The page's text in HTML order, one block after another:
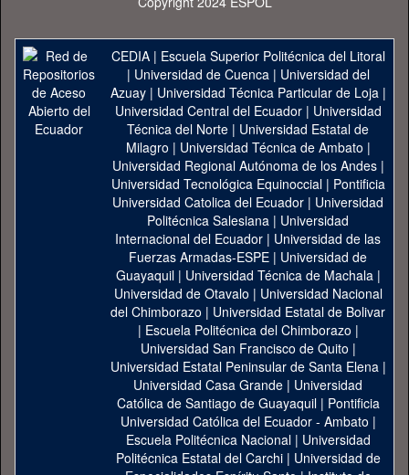
CEDIA| Escuela Superior Politécnica del Litoral
| Universidad de Cuenca| Universidad del
Azuay| Universidad Técnica Particular de Loja|
Universidad Central del Ecuador| Universidad
Técnica del Norte | Universidad Estatal de
Milagro | Universidad Técnica de Ambato |
Universidad Regional Autónoma de los Andes|
Universidad Tecnológica Equinoccial| Pontificia
Universidad Catolica del Ecuador | Universidad
Politécnica Salesiana | Universidad
Internacional del Ecuador | Universidad de las
Fuerzas Armadas-ESPE | Universidad de
Guayaquil| Universidad Técnica de Machala|
Universidad de Otavalo | Universidad Nacional
del Chimborazo | Universidad Estatal de Bolivar
| Escuela Politécnica del Chimborazo |
Universidad San Francisco de Quito |
Universidad Estatal Peninsular de Santa Elena|
Universidad Casa Grande | Universidad
Católica de Santiago de Guayaquil| Pontificia
Universidad Católica del Ecuador - Ambato |
Escuela Politécnica Nacional| Universidad
Politécnica Estatal del Carchi| Universidad de